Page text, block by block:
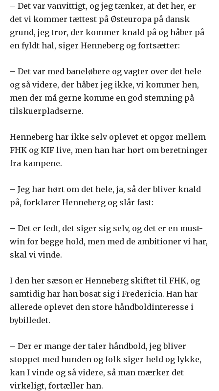
– Det var vanvittigt, og jeg tænker, at det her, er
det vi kommer tættest på Østeuropa på dansk
grund, jeg tror, der kommer knald på og håber på
en fyldt hal, siger Henneberg og fortsætter:
– Det var med baneløbere og vagter over det hele
og så videre, der håber jeg ikke, vi kommer hen,
men der må gerne komme en god stemning på
tilskuerpladserne.
Henneberg har ikke selv oplevet et opgør mellem
FHK og KIF live, men han har hørt om beretninger
fra kampene.
– Jeg har hørt om det hele, ja, så der bliver knald
på, forklarer Henneberg og slår fast:
– Det er fedt, det siger sig selv, og det er en must-
win for begge hold, men med de ambitioner vi har,
skal vi vinde.
I den her sæson er Henneberg skiftet til FHK, og
samtidig har han bosat sig i Fredericia. Han har
allerede oplevet den store håndboldinteresse i
bybilledet.
– Der er mange der taler håndbold, jeg bliver
stoppet med hunden og folk siger held og lykke,
kan I vinde og så videre, så man mærker det
virkeligt, fortæller han.